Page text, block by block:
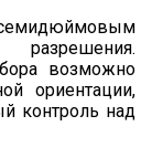
возможно
ориентации,
контроль над